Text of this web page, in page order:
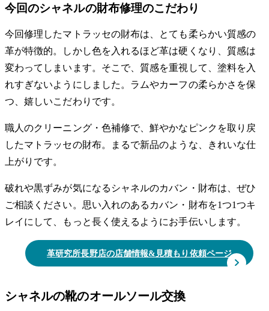
今回のシャネルの財布修理のこだわり
今回修理したマトラッセの財布は、とても柔らかい質感の
革が特徴的。しかし色を入れるほど革は硬くなり、質感は
変わってしまいます。そこで、質感を重視して、塗料を入
れすぎないようにしました。ラムやカーフの柔らかさを保
つ、嬉しいこだわりです。
職人のクリーニング・色補修で、鮮やかなピンクを取り戻
したマトラッセの財布。まるで新品のような、きれいな仕
上がりです。
破れや黒ずみが気になるシャネルのカバン・財布は、ぜひ
ご相談ください。思い入れのあるカバン・財布を1つ1つキ
レイにして、もっと長く使えるようにお手伝いします。
革研究所長野店の店舗情報&見積もり依頼ページ
シャネルの靴のオールソール交換